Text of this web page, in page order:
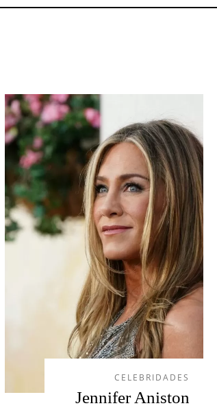
CELEBRIDADES
Jennifer Aniston